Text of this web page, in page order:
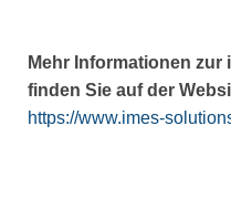
Mehr Informationen zur
finden Sie auf der
https://www.imes-